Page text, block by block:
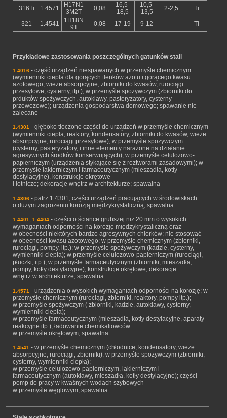
316Ti 1.4571
H17N1
3M2T
0,08
16,5-
18,5
10,5-
13,5
2-2,5 Ti
321 1.4541
1H18N
9T
0,08 17-19 9-12 - Ti
Przykładowe zastosowania poszczególnych gatunków stali
1.4016 - część urządzeń niespawanych w przemyśle chemicznym
(wymienniki ciepła dla gorących tlenków azotu i gorącego kwasu
azotowego, wieże absorpcyjne, zbiorniki do kwasów, rurociągi
przesyłowe, cysterny, itp.); w przemyśle spożywczym (zbiorniki do
prduktów spożywczych, autoklawy, pasteryzatory, cysterny
przewozowe); urządzenia gospodarstwa domowego; spawanie nie
zalecane
1.4301 - głęboko tłoczone części do urządzeń w przemyśle chemicznym
(wymienniki ciepła, reaktory, kondensatory, zbiorniki do kwasów, wieże
absorpcyjne, rurociągi przesyłowe); w przemyśle spożywczym
(cysterny, pasteryzatory, i inne elementy narażone na działanie
agresywnych środków konserwujących), w przemyśle celulozowo-
papierniczym (urządzenia stykające się z roztworami zasadowymi); w
przemyśle lakierniczym i farmaceutycznym (mieszadła, kotły
destylacyjne), konstrukcje okrętowe
i lotnicze; dekoracje wnętrz w architekturze; spawalna
1.4306 - patrz 1.4301; części urządzeń pracujących w środowiskach
o dużym zagrożeniu korozją międzykrystaliczną; spawalna
1.4401, 1.4404 - części o ściance grubszej niż 20 mm o wysokich
wymaganiach odporności na korozję międzykrystaliczną oraz
w obecności niektórych bardzo agresywnych chlorków; nie stosować
w obecności kwasu azotowego; w przemyśle chemicznym (zbiorniki,
rurociągi, pompy, itp.); w przemyśle spożywczym (kadzie, cysterny,
wymienniki ciepła); w przemyśle celulozowo-papierniczym (rurociągi,
płuczki, itp.); w przemyśle farmaceutycznym (zbiorniki, mieszadła,
pompy, kotły destylacyjne), konstrukcje okrętowe, dekoracje
wnętrz w architekturze; spawalna
1.4571 - urządzenia o wysokich wymaganiach odporności na korozję; w
przemyśle chemicznym (rurociągi, zbiorniki, reaktory, pompy itp.);
w przemyśle spożywczym ( zbiorniki, kadzie, autoklawy, cysterny,
wymienniki ciepła);
w przemyśle farmaceutycznym (mieszadła, kotły destylacyjne, aparaty
reakcyjne itp.); ładowanie chemikaliowców
w przemyśle okrętowym; spawalna
1.4541 - w przemyśle chemicznym (chłodnice, kondensatory, wieże
absorpcyjne, rurociągi, zbiorniki); w przemyśle spożywczym (zbiorniki,
cysterny, wymienniki ciepła);
w przemyśle celulozowo-papierniczym, lakierniczym i
farmaceutycznym (autoklawy, mieszadła, kotły destylacyjne); części
pomp do pracy w kwaśnych wodach szybowych
w przemyśle węglowym; spawalna.